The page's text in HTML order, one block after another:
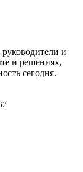
и
и решениях,
сегодня.